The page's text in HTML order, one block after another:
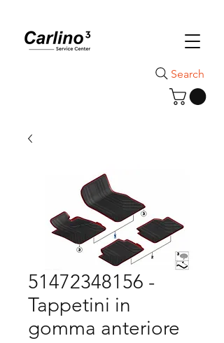
Search
51472348156 -
Tappetini in
gomma anteriore